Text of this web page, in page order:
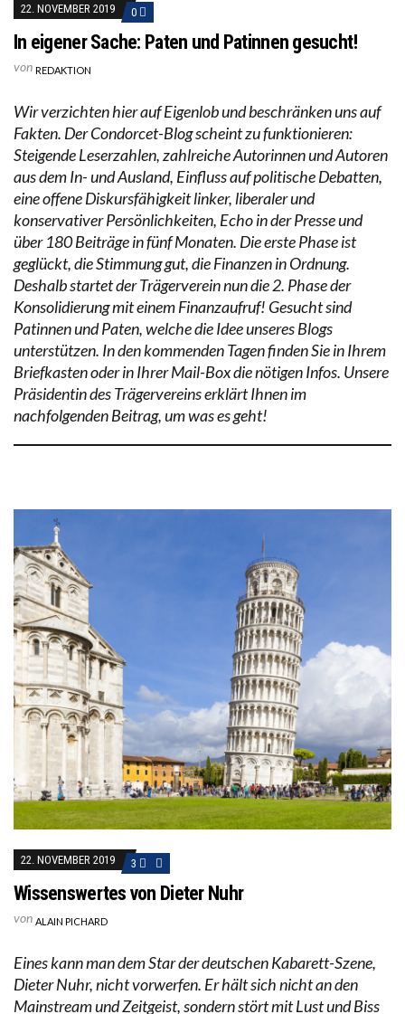
22. NOVEMBER 2019 0
In eigener Sache: Paten und Patinnen gesucht!
von REDAKTION
Wir verzichten hier auf Eigenlob und beschränken uns auf
Fakten. Der Condorcet-Blog scheint zu funktionieren:
Steigende Leserzahlen, zahlreiche Autorinnen und Autoren
aus dem In- und Ausland, Einfluss auf politische Debatten,
eine offene Diskursfähigkeit linker, liberaler und
konservativer Persönlichkeiten, Echo in der Presse und
über 180 Beiträge in fünf Monaten. Die erste Phase ist
geglückt, die Stimmung gut, die Finanzen in Ordnung.
Deshalb startet der Trägerverein nun die 2. Phase der
Konsolidierung mit einem Finanzaufruf! Gesucht sind
Patinnen und Paten, welche die Idee unseres Blogs
unterstützen. In den kommenden Tagen finden Sie in Ihrem
Briefkasten oder in Ihrer Mail-Box die nötigen Infos. Unsere
Präsidentin des Trägervereins erklärt Ihnen im
nachfolgenden Beitrag, um was es geht!
22. NOVEMBER 2019 3
Wissenswertes von Dieter Nuhr
von ALAIN PICHARD
Eines kann man dem Star der deutschen Kabarett-Szene,
Dieter Nuhr, nicht vorwerfen. Er hält sich nicht an den
Mainstream und Zeitgeist, sondern stört mit Lust und Biss